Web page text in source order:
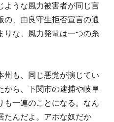
ような風力被害者が同じ言
の、由良守生拒否宣言の通
りな、風力発電は一つの糸
州も、同じ悪党が演じてい
から、下関市の逮捕や岐阜
も一連のことになる。なん
たんだよ。アホな奴だか